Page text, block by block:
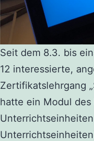
Seit dem 8.3. bis
12 interessierte,
Zertifikatslehrgang
hatte ein Modul